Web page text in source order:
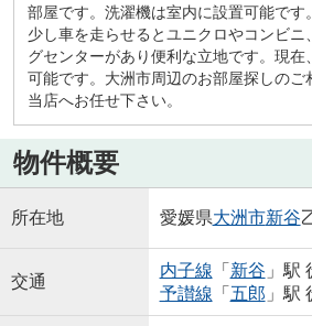
部屋です。洗濯機は室内に設置可能です。
少し車を走らせるとユニクロやコンビニ
グセンターがあり便利な立地です。現在
可能です。大洲市周辺のお部屋探しのご
当店へお任せ下さい。
物件概要
所在地 愛媛県大洲市新谷
交通
内子線 「 新谷 」駅
予讃線 「 五郎 」駅